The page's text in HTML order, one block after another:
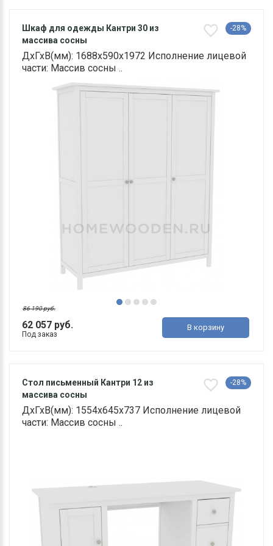
Шкаф для одежды Кантри 30 из
массива сосны
-28%
ДхГхВ(мм): 1688х590х1972 Исполнение лицевой
части: Массив сосны ..
62 057 руб.
86 190 руб.
Под заказ
В корзину
Стол письменный Кантри 12 из
массива сосны
-28%
ДхГхВ(мм): 1554х645х737 Исполнение лицевой
части: Массив сосны ..